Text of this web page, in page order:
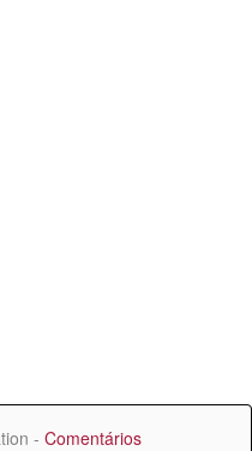
- Comentários